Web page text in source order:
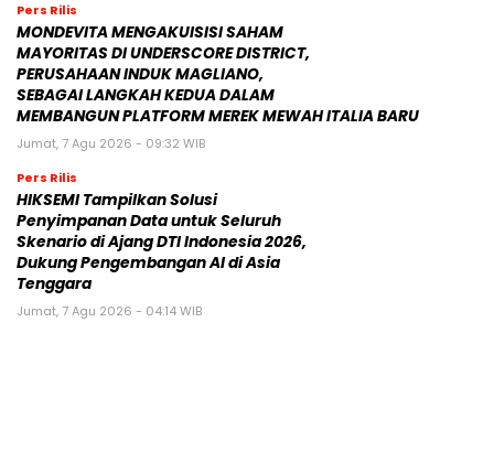
Pers Rilis
MONDEVITA MENGAKUISISI SAHAM
MAYORITAS DI UNDERSCORE DISTRICT,
PERUSAHAAN INDUK MAGLIANO,
SEBAGAI LANGKAH KEDUA DALAM
MEMBANGUN PLATFORM MEREK MEWAH ITALIA BARU
Jumat, 7 Agu 2026 - 09:32 WIB
Pers Rilis
HIKSEMI Tampilkan Solusi
Penyimpanan Data untuk Seluruh
Skenario di Ajang DTI Indonesia 2026,
Dukung Pengembangan AI di Asia
Tenggara
Jumat, 7 Agu 2026 - 04:14 WIB